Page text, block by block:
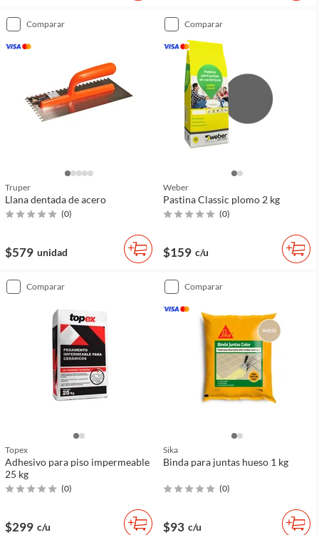
comparar
Truper
Llana dentada de acero
(0)
$579 unidad
comparar
Weber
Pastina Classic plomo 2 kg
(0)
$159 c/u
comparar
Topex
Adhesivo para piso impermeable
25 kg
(0)
$299 c/u
comparar
Sika
Binda para juntas hueso 1 kg
(0)
$93 c/u